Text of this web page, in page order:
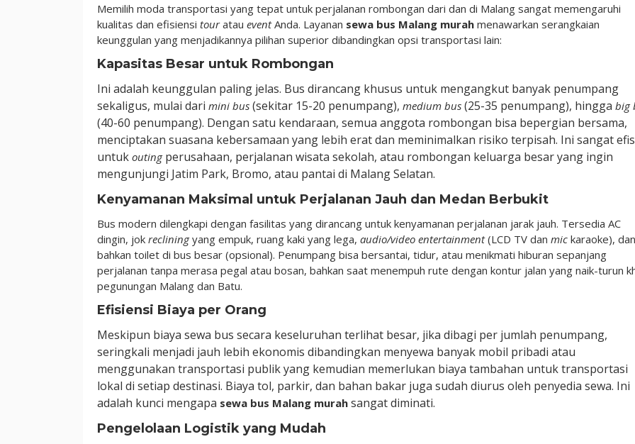
Memilih moda transportasi yang tepat untuk perjalanan rombongan dari dan di Malang sangat memengaruhi
kualitas dan efisiensi touratau eventAnda. Layanan sewa bus Malang murah menawarkan serangkaian
keunggulan yang menjadikannya pilihan superior dibandingkan opsi transportasi lain:
Kapasitas Besar untuk Rombongan
Ini adalah keunggulan paling jelas. Bus dirancang khusus untuk mengangkut banyak penumpang
sekaligus, mulai dari mini bus (sekitar 15-20 penumpang), medium bus (25-35 penumpang), hingga big
(40-60 penumpang). Dengan satu kendaraan, semua anggota rombongan bisa bepergian bersama,
menciptakan suasana kebersamaan yang lebih erat dan meminimalkan risiko terpisah. Ini sangat
untuk outingperusahaan, perjalanan wisata sekolah, atau rombongan keluarga besar yang ingin
mengunjungi Jatim Park, Bromo, atau pantai di Malang Selatan.
Kenyamanan Maksimal untuk Perjalanan Jauh dan Medan Berbukit
Bus modern dilengkapi dengan fasilitas yang dirancang untuk kenyamanan perjalanan jarak jauh. Tersedia AC
dingin, jok recliningyang empuk, ruang kaki yang lega, audio/video entertainment(LCD TV dan mic karaoke), dan
bahkan toilet di bus besar (opsional). Penumpang bisa bersantai, tidur, atau menikmati hiburan sepanjang
perjalanan tanpa merasa pegal atau bosan, bahkan saat menempuh rute dengan kontur jalan yang naik-turun
pegunungan Malang dan Batu.
Efisiensi Biaya per Orang
Meskipun biaya sewa bus secara keseluruhan terlihat besar, jika dibagi per jumlah penumpang,
seringkali menjadi jauh lebih ekonomis dibandingkan menyewa banyak mobil pribadi atau
menggunakan transportasi publik yang kemudian memerlukan biaya tambahan untuk transportasi
lokal di setiap destinasi. Biaya tol, parkir, dan bahan bakar juga sudah diurus oleh penyedia sewa. Ini
adalah kunci mengapa sewa bus Malang murah sangat diminati.
Pengelolaan Logistik yang Mudah